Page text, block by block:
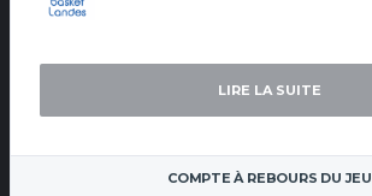
LIRE LA SUITE
COMPTE À REBOURS DU JEU